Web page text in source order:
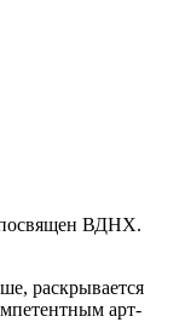
посвящен ВДНХ.
раскрывается
арт-